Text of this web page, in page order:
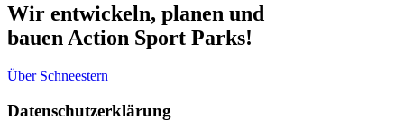
Wir entwickeln, planen und
bauen Action Sport Parks!
Über Schneestern
Datenschutzerklärung